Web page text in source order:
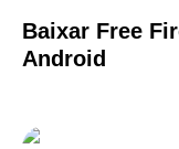
Baixar Free
Android